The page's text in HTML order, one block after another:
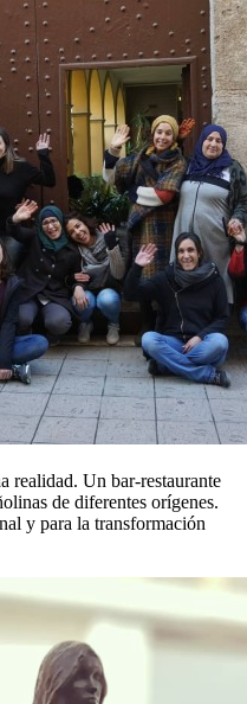
realidad. Un bar-restaurante
de diferentes orígenes.
y para la transformación